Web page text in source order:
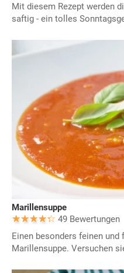
Mit diesem Rezept werden
saftig - ein tolles
Marillensuppe
49 Bewertungen
Einen besonders feinen
Marillensuppe. Versuchen